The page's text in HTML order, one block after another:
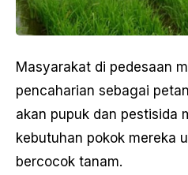
Masyarakat di pedesaan
pencaharian sebagai
akan pupuk dan pestisida
kebutuhan pokok mereka
bercocok tanam.